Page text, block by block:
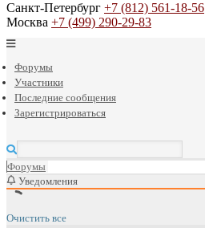
Санкт-Петербург +7 (812) 561-18-56
Москва +7 (499) 290-29-83
Форумы
Участники
Последние сообщения
Зарегистрироваться
Форумы
Уведомления
Очистить все